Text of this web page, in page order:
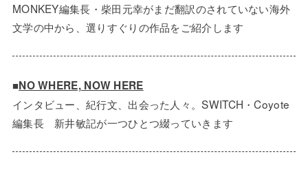
MONKEY編集長・柴田元幸がまだ翻訳のされていない海外
文学の中から、選りすぐりの作品をご紹介します
■NO WHERE, NOW HERE
インタビュー、紀行文、出会った人々。SWITCH・Coyote
編集長 新井敏記が一つひとつ綴っていきます